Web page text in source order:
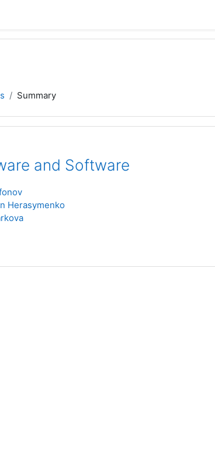
Summary
and Software
Herasymenko